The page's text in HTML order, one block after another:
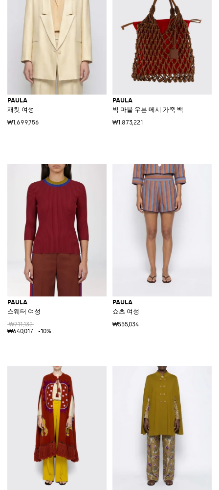
PAULA
재킷 여성
₩1,699,756
PAULA
빅 마블 우븐 메시 가죽 백
₩1,873,221
PAULA
스웨터 여성
₩711,132
₩640,017
-10%
PAULA
쇼츠 여성
₩555,034